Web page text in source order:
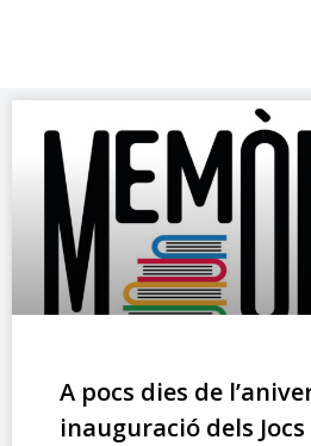
A pocs dies de
inauguració dels Jocs